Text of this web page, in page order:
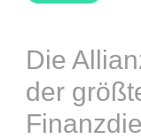
Die
der